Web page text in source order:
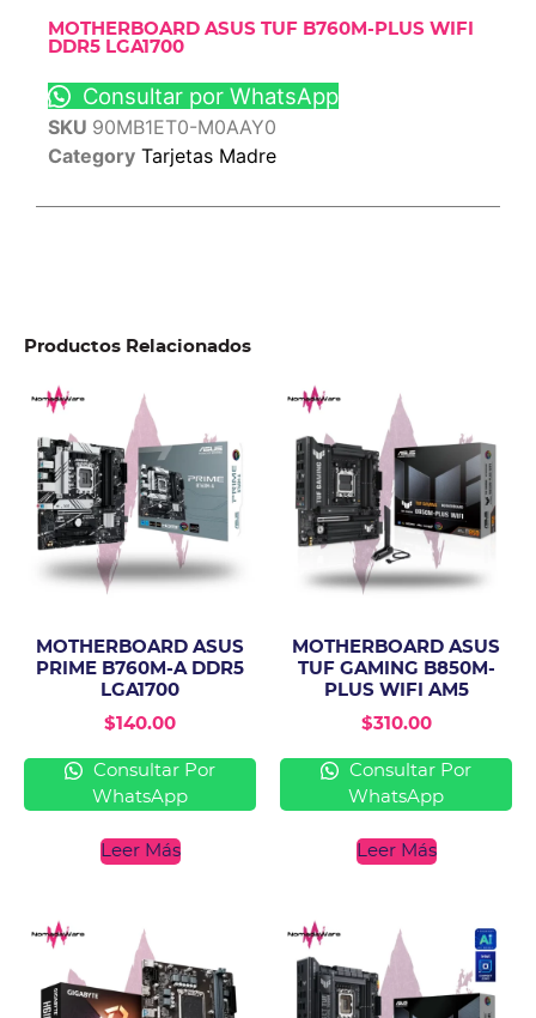
MOTHERBOARD ASUS TUF B760M-PLUS WIFI
DDR5 LGA1700
Consultar por WhatsApp
SKU 90MB1ET0-M0AAY0
Category Tarjetas Madre
Productos Relacionados
MOTHERBOARD ASUS
PRIME B760M-A DDR5
LGA1700
$140.00
Consultar Por
WhatsApp
Leer Más
MOTHERBOARD ASUS
TUF GAMING B850M-
PLUS WIFI AM5
$310.00
Consultar Por
WhatsApp
Leer Más